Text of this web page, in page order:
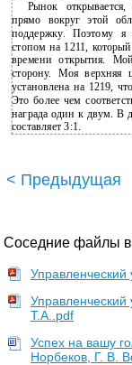
Рынок
прямо вокруг этой
поддержку. Поэтому
стопом на 1211,
времени открытия.
сторону. Моя верхняя
установлена на 1219,
Это более чем
награда один к двум. В
составляет 3:1.
< Предыдущая
Соседние файлы
Управленческий
Управленческий
Т.А..pdf
Успех на вашу
Норбеков, Г. В.